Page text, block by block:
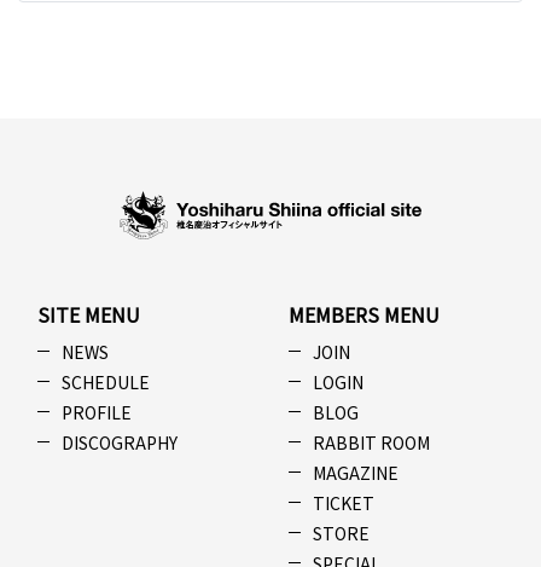
SITE MENU
NEWS
SCHEDULE
PROFILE
DISCOGRAPHY
MEMBERS MENU
JOIN
LOGIN
BLOG
RABBIT ROOM
MAGAZINE
TICKET
STORE